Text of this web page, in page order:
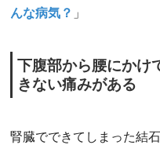
んな病気？ 」
下腹部から腰にかけ
きない痛みがある
腎臓でできてしまった結